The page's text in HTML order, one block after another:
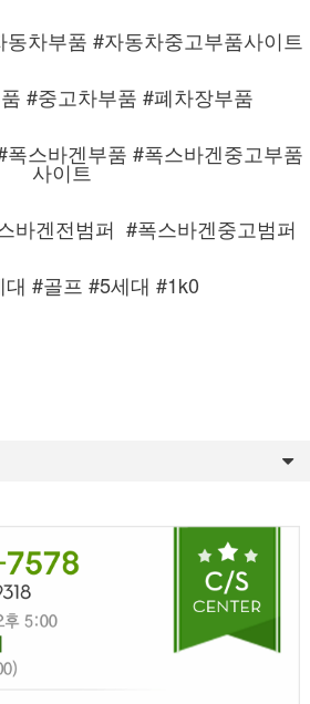
차부품 #자동차중고부품사이트
#중고차부품 #폐차장부품
스바겐부품 #폭스바겐중고부품
사이트
바겐전범퍼 #폭스바겐중고범퍼
#골프 #5세대 #1k0